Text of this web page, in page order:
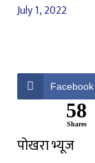
July 1, 2022
Facebook
58
Shares
पोखराभ्यूज